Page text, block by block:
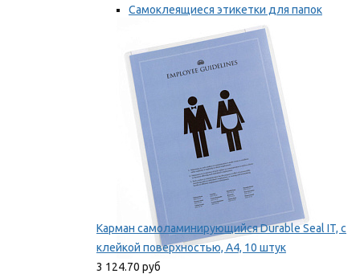
Самоклеящиеся этикетки для папок
Таблички для маркировки
Мы рекомендуем
Карман самоламинирующийся Durable Seal IT, с
клейкой поверхностью, A4, 10 штук
3 124.70 руб